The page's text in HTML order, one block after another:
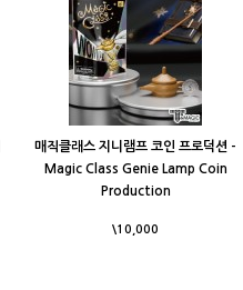
매직클래스 지니램프 코인 프로덕션 -
Magic Class Genie Lamp Coin
Production
\10,000